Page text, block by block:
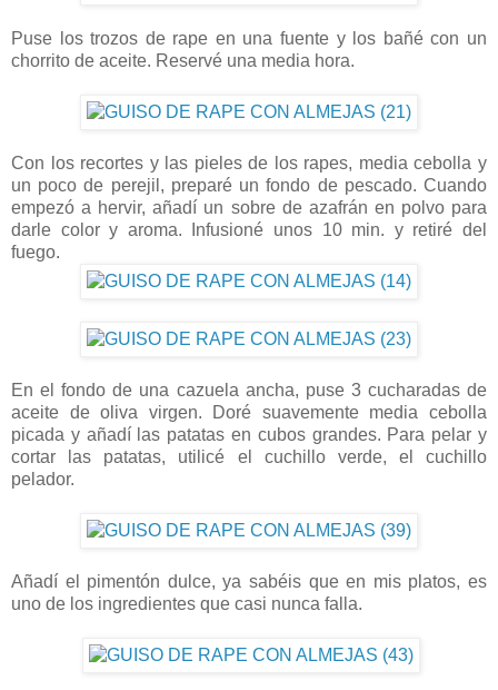
Puse los trozos de rape en una fuente y los bañé con un
chorrito de aceite. Reservé una media hora.
Con los recortes y las pieles de los rapes, media cebolla y
un poco de perejil, preparé un fondo de pescado. Cuando
empezó a hervir, añadí un sobre de azafrán en polvo para
darle color y aroma. Infusioné unos 10 min. y retiré del
fuego.
En el fondo de una cazuela ancha, puse 3 cucharadas de
aceite de oliva virgen. Doré suavemente media cebolla
picada y añadí las patatas en cubos grandes. Para pelar y
cortar las patatas, utilicé el cuchillo verde, el cuchillo
pelador.
Añadí el pimentón dulce, ya sabéis que en mis platos, es
uno de los ingredientes que casi nunca falla.